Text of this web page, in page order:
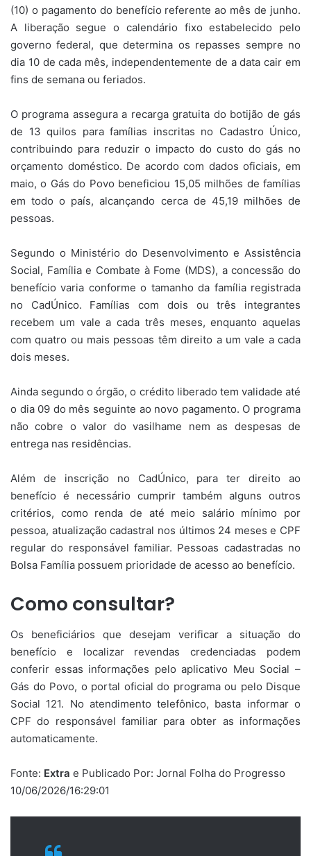
(10) o pagamento do benefício referente ao mês de junho.
A liberação segue o calendário fixo estabelecido pelo
governo federal, que determina os repasses sempre no
dia 10 de cada mês, independentemente de a data cair em
fins de semana ou feriados.
O programa assegura a recarga gratuita do botijão de gás
de 13 quilos para famílias inscritas no Cadastro Único,
contribuindo para reduzir o impacto do custo do gás no
orçamento doméstico. De acordo com dados oficiais, em
maio, o Gás do Povo beneficiou 15,05 milhões de famílias
em todo o país, alcançando cerca de 45,19 milhões de
pessoas.
Segundo o Ministério do Desenvolvimento e Assistência
Social, Família e Combate à Fome (MDS), a concessão do
benefício varia conforme o tamanho da família registrada
no CadÚnico. Famílias com dois ou três integrantes
recebem um vale a cada três meses, enquanto aquelas
com quatro ou mais pessoas têm direito a um vale a cada
dois meses.
Ainda segundo o órgão, o crédito liberado tem validade até
o dia 09 do mês seguinte ao novo pagamento. O programa
não cobre o valor do vasilhame nem as despesas de
entrega nas residências.
Além de inscrição no CadÚnico, para ter direito ao
benefício é necessário cumprir também alguns outros
critérios, como renda de até meio salário mínimo por
pessoa, atualização cadastral nos últimos 24 meses e CPF
regular do responsável familiar. Pessoas cadastradas no
Bolsa Família possuem prioridade de acesso ao benefício.
Como consultar?
Os beneficiários que desejam verificar a situação do
benefício e localizar revendas credenciadas podem
conferir essas informações pelo aplicativo Meu Social –
Gás do Povo, o portal oficial do programa ou pelo Disque
Social 121. No atendimento telefônico, basta informar o
CPF do responsável familiar para obter as informações
automaticamente.
Fonte: Extra e Publicado Por: Jornal Folha do Progresso
10/06/2026/16:29:01